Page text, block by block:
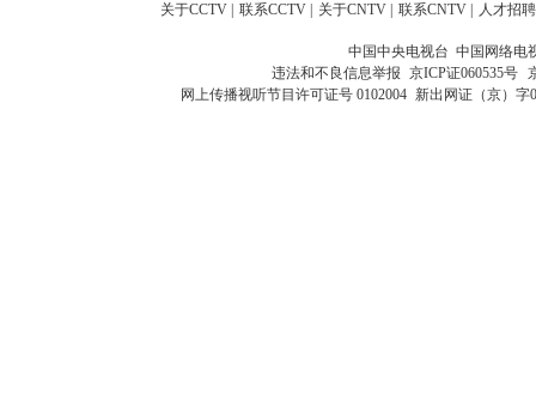
关于CCTV 联系CCTV 关于CNTV 联系CNTV 人才招聘
中国中央电视台 中国网络电
违法和不良信息举报 京ICP证060535号
网上传播视听节目许可证号 0102004 新出网证（京）